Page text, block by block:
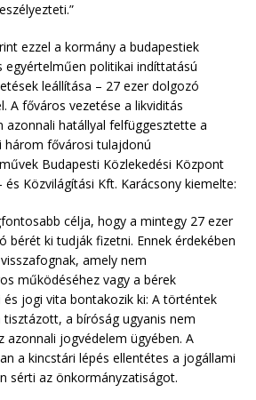
ezzel a kormány a budapestiek
egyértelműen politikai indíttatású
leállítása – 27 ezer dolgozó
A főváros vezetése a likviditás
azonnali hatállyal felfüggesztette a
három fővárosi tulajdonú
Budapesti Közlekedési Központ
és Közvilágítási Kft. Karácsony kiemelte:
célja, hogy a mintegy 27 ezer
bérét ki tudják fizetni. Ennek érdekében
amely nem
működéséhez vagy a bérek
és jogi vita bontakozik ki: A történtek
a bíróság ugyanis nem
azonnali jogvédelem ügyében. A
a kincstári lépés ellentétes a jogállami
sérti az önkormányzatiságot.